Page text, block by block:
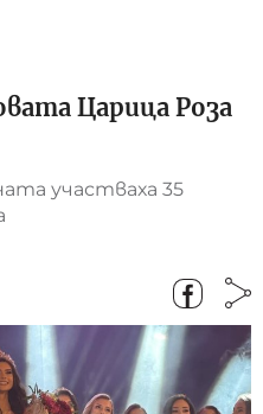
Царица Роза
участваха 35